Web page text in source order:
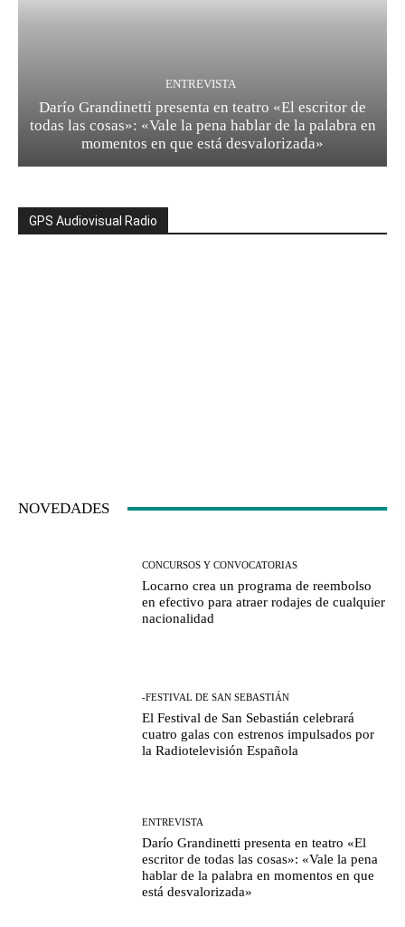
ENTREVISTA
Darío Grandinetti presenta en teatro «El escritor de
todas las cosas»: «Vale la pena hablar de la palabra en
momentos en que está desvalorizada»
GPS Audiovisual Radio
NOVEDADES
CONCURSOS Y CONVOCATORIAS
Locarno crea un programa de reembolso
en efectivo para atraer rodajes de cualquier
nacionalidad
-FESTIVAL DE SAN SEBASTIÁN
El Festival de San Sebastián celebrará
cuatro galas con estrenos impulsados por
la Radiotelevisión Española
ENTREVISTA
Darío Grandinetti presenta en teatro «El
escritor de todas las cosas»: «Vale la pena
hablar de la palabra en momentos en que
está desvalorizada»